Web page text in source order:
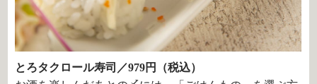
とろタクロール寿司／979円（税込）